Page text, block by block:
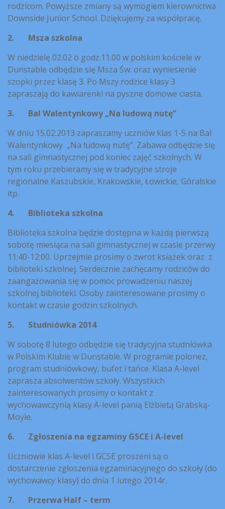
rodzicom. Powyższe zmiany są wymogiem kierownictwa
Downside Junior School. Dziękujemy za współpracę.
2. Msza szkolna
W niedzielę 02.02 o godz.11.00 w polskim kościele w
Dunstable odbędzie się Msza Św. oraz wyniesienie
szopki przez klasę 3. Po Mszy rodzice klasy 3
zapraszają do kawiarenki na pyszne domowe ciasta.
3. Bal Walentynkowy „Na ludową nutę”
W dniu 15.02.2013 zapraszamy uczniów klas 1-5 na Bal
Walentynkowy „Na ludową nutę”. Zabawa odbędzie się
na sali gimnastycznej pod koniec zajęć szkolnych. W
tym roku przebieramy się w tradycyjne stroje
regionalne Kaszubskie, Krakowskie, Łowickie, Góralskie
itp.
4. Biblioteka szkolna
Biblioteka szkolna będzie dostępna w każdą pierwszą
sobotę miesiąca na sali gimnastycznej w czasie przerwy
11:40-12:00. Uprzejmie prosimy o zwrot książek oraz z
biblioteki szkolnej. Serdecznie zachęcamy rodziców do
zaangażowania się w pomoc prowadzeniu naszej
szkolnej biblioteki. Osoby zainteresowane prosimy o
kontakt w czasie godzin szkolnych.
5. Studniówka 2014
W sobotę 8 lutego odbędzie się tradycyjna studniówka
w Polskim Klubie w Dunstable. W programie polonez,
program studniówkowy, bufet i tańce. Klasa A-level
zaprasza absolwentów szkoły. Wszystkich
zainteresowanych prosimy o kontakt z
wychowawczynią klasy A-level panią Elżbietą Grabską-
Moyle.
6. Zgłoszenia na egzaminy GSCE i A-level
Uczniowie klas A-level i GCSE proszeni są o
dostarczenie zgłoszenia egzaminacyjnego do szkoły (do
wychowawcy klasy) do dnia 1 lutego 2014r.
7. Przerwa Half – term